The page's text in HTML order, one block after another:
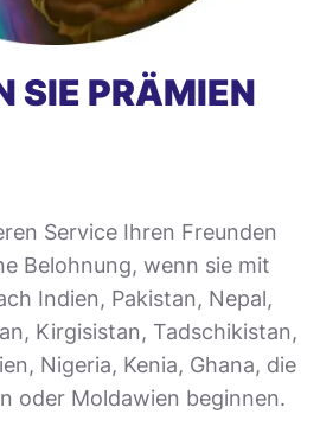
SIE PRÄMIEN
Service Ihren Freunden
Belohnung, wenn sie mit
Indien, Pakistan, Nepal,
Kirgisistan, Tadschikistan,
Nigeria, Kenia, Ghana, die
oder Moldawien beginnen.